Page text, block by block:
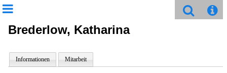
Brederlow, Katharina
Informationen Mitarbeit